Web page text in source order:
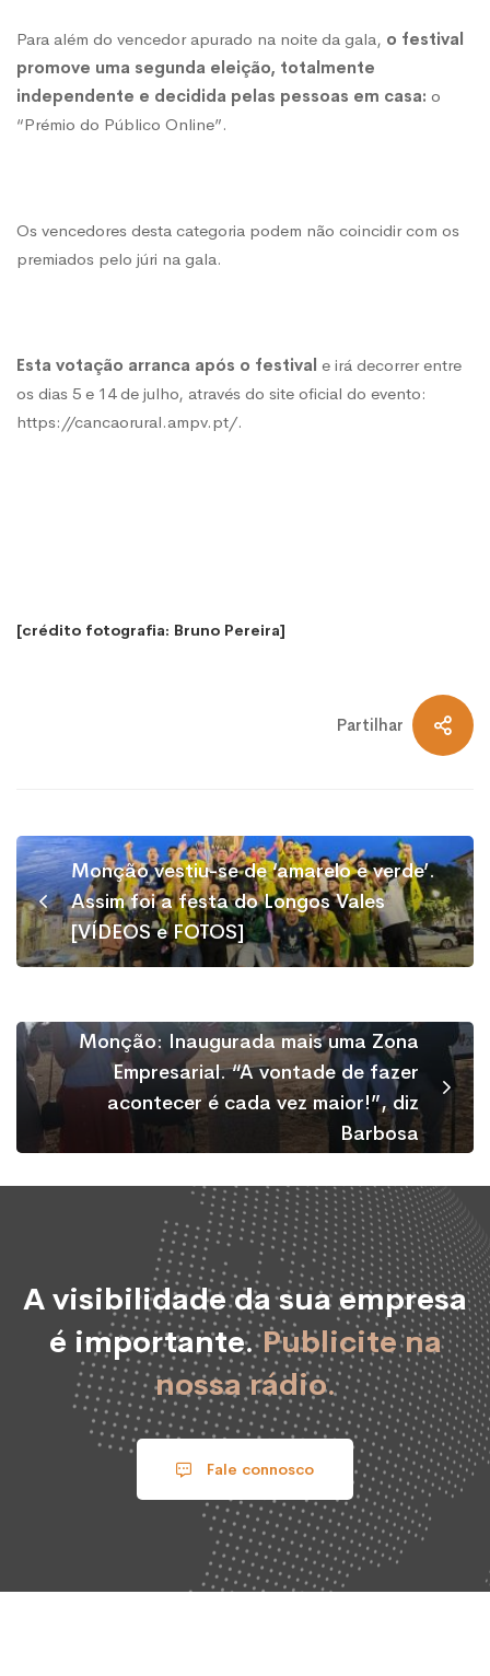
Para além do vencedor apurado na noite da gala, o festival
promove uma segunda eleição, totalmente
independente e decidida pelas pessoas em casa: o
“Prémio do Público Online”.
Os vencedores desta categoria podem não coincidir com os
premiados pelo júri na gala.
Esta votação arranca após o festival e irá decorrer entre
os dias 5 e 14 de julho, através do site oficial do evento:
https://cancaorural.ampv.pt/.
[crédito fotografia: Bruno Pereira]
Partilhar
Monção vestiu-se de ‘amarelo e verde’.
Assim foi a festa do Longos Vales
[VÍDEOS e FOTOS]
Monção: Inaugurada mais uma Zona
Empresarial. “A vontade de fazer
acontecer é cada vez maior!”, diz
Barbosa
A visibilidade da sua empresa
é importante.Publicite na
nossa rádio.
Fale connosco